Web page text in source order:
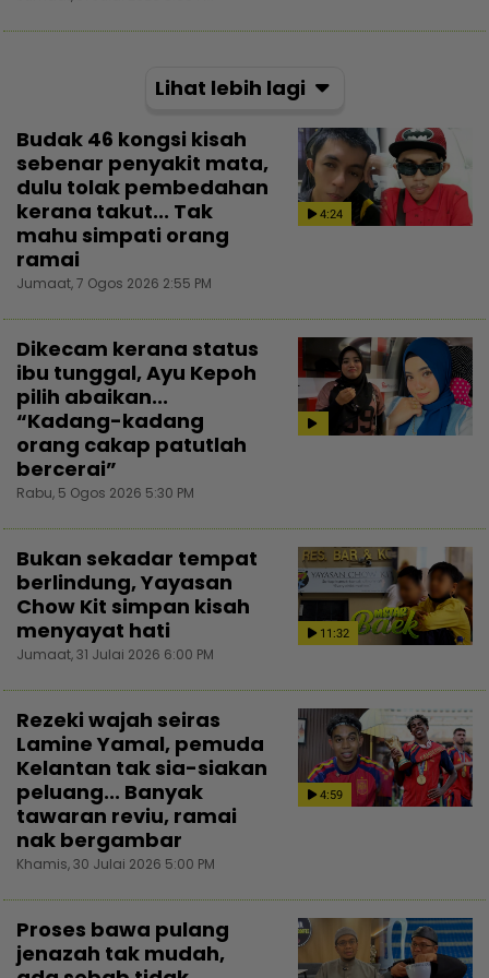
Lihat lebih lagi
4:24
Budak 46 kongsi kisah
sebenar penyakit mata,
dulu tolak pembedahan
kerana takut... Tak
mahu simpati orang
ramai
Jumaat, 7 Ogos 2026 2:55 PM
Dikecam kerana status
ibu tunggal, Ayu Kepoh
pilih abaikan...
“Kadang-kadang
orang cakap patutlah
bercerai”
Rabu, 5 Ogos 2026 5:30 PM
11:32
Bukan sekadar tempat
berlindung, Yayasan
Chow Kit simpan kisah
menyayat hati
Jumaat, 31 Julai 2026 6:00 PM
4:59
Rezeki wajah seiras
Lamine Yamal, pemuda
Kelantan tak sia-siakan
peluang... Banyak
tawaran reviu, ramai
nak bergambar
Khamis, 30 Julai 2026 5:00 PM
Proses bawa pulang
jenazah tak mudah,